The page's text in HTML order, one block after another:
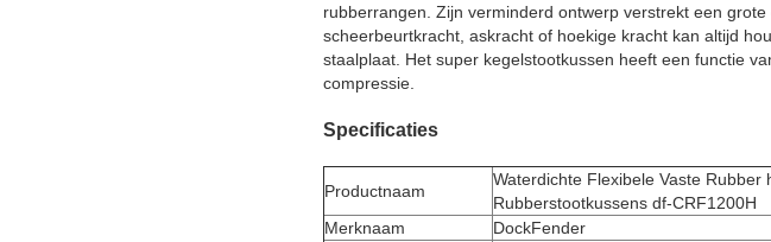
rubberrangen. Zijn verminderd ontwerp verstrekt een
scheerbeurtkracht, askracht of hoekige kracht kan altijd
staalplaat. Het super kegelstootkussen heeft een functie
compressie.
Specificaties
Productnaam
Waterdichte Flexibele Vaste
Rubberstootkussens df-CRF1200H
Merknaam
DockFender